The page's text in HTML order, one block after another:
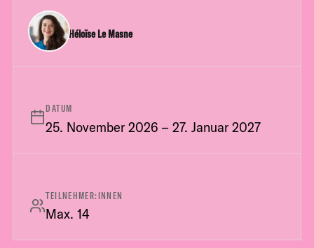
Héloïse Le Masne
DATUM
25. November 2026 – 27. Januar 2027
TEILNEHMER:INNEN
Max. 14